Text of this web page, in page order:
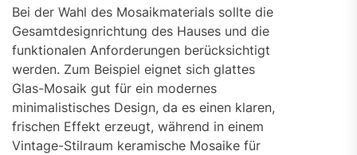
Bei der Wahl des Mosaikmaterials sollte die
Gesamtdesignrichtung des Hauses und die
funktionalen Anforderungen berücksichtigt
werden. Zum Beispiel eignet sich glattes
Glas-Mosaik gut für ein modernes
minimalistisches Design, da es einen klaren,
frischen Effekt erzeugt, während in einem
Vintage-Stilraum keramische Mosaike für